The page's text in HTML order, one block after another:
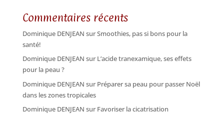
Commentaires récents
Dominique DENJEAN surSmoothies, pas si bons pour la
santé!
Dominique DENJEAN surL’acide tranexamique, ses effets
pour la peau ?
Dominique DENJEAN surPréparer sa peau pour passer Noël
dans les zones tropicales
Dominique DENJEAN surFavoriser la cicatrisation